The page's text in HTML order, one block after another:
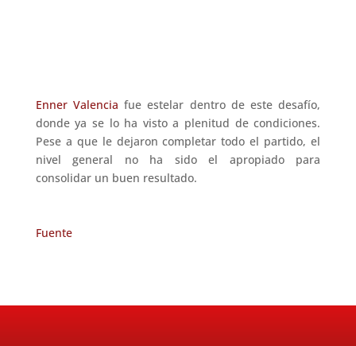
Enner Valencia fue estelar dentro de este desafío,
donde ya se lo ha visto a plenitud de condiciones.
Pese a que le dejaron completar todo el partido, el
nivel general no ha sido el apropiado para
consolidar un buen resultado.
Fuente